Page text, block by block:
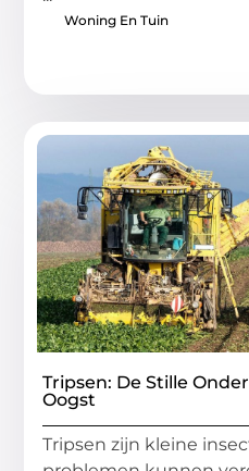
Woning En Tuin
Tripsen: De Stille
Oogst
Tripsen zijn kleine